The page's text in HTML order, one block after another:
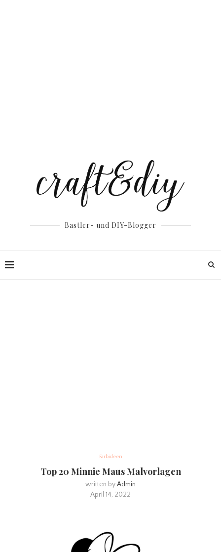
Bastler- und DIY-Blogger
Farbideen
Top 20 Minnie Maus Malvorlagen
written byAdmin
April 14, 2022